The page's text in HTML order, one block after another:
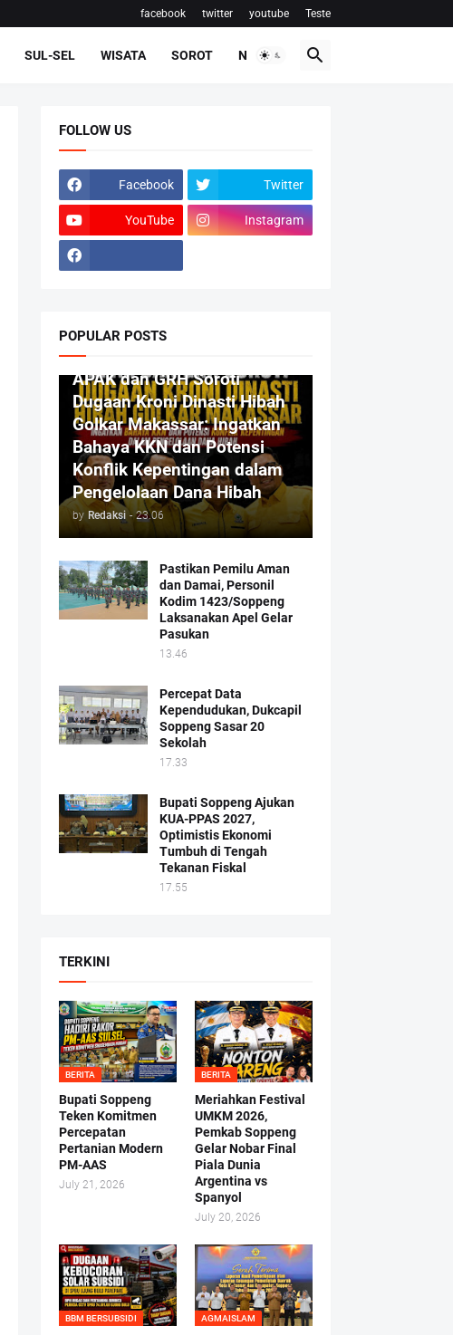
facebook twitter youtube Teste
SUL-SEL WISATA SOROT NASIONAL
FOLLOW US
Facebook Twitter
YouTube Instagram
POPULAR POSTS
APAK dan GRH Soroti
Dugaan Kroni Dinasti Hibah
Golkar Makassar: Ingatkan
Bahaya KKN dan Potensi
Konflik Kepentingan dalam
Pengelolaan Dana Hibah
by Redaksi - 23.06
Pastikan Pemilu Aman
dan Damai, Personil
Kodim 1423/Soppeng
Laksanakan Apel Gelar
Pasukan
13.46
Percepat Data
Kependudukan, Dukcapil
Soppeng Sasar 20
Sekolah
17.33
Bupati Soppeng Ajukan
KUA-PPAS 2027,
Optimistis Ekonomi
Tumbuh di Tengah
Tekanan Fiskal
17.55
TERKINI
BERITA
Bupati Soppeng
Teken Komitmen
Percepatan
Pertanian Modern
PM-AAS
July 21, 2026
BERITA
Meriahkan Festival
UMKM 2026,
Pemkab Soppeng
Gelar Nobar Final
Piala Dunia
Argentina vs
Spanyol
July 20, 2026
BBM BERSUBSIDI AGMAISLAM